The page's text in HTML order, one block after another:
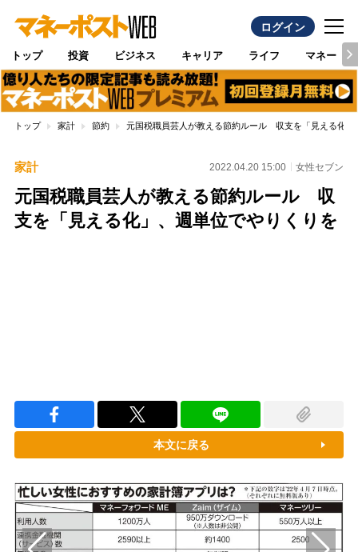
ログイン
トップ 投資 ビジネス キャリア ライフ マネー
トップ 家計 節約 元国税職員芸人が教える節約ルール 収支を「見える化」
家計 2022.04.20 15:00 女性セブン
元国税職員芸人が教える節約ルール 収
支を「見える化」、週単位でやりくりを
本文に戻る